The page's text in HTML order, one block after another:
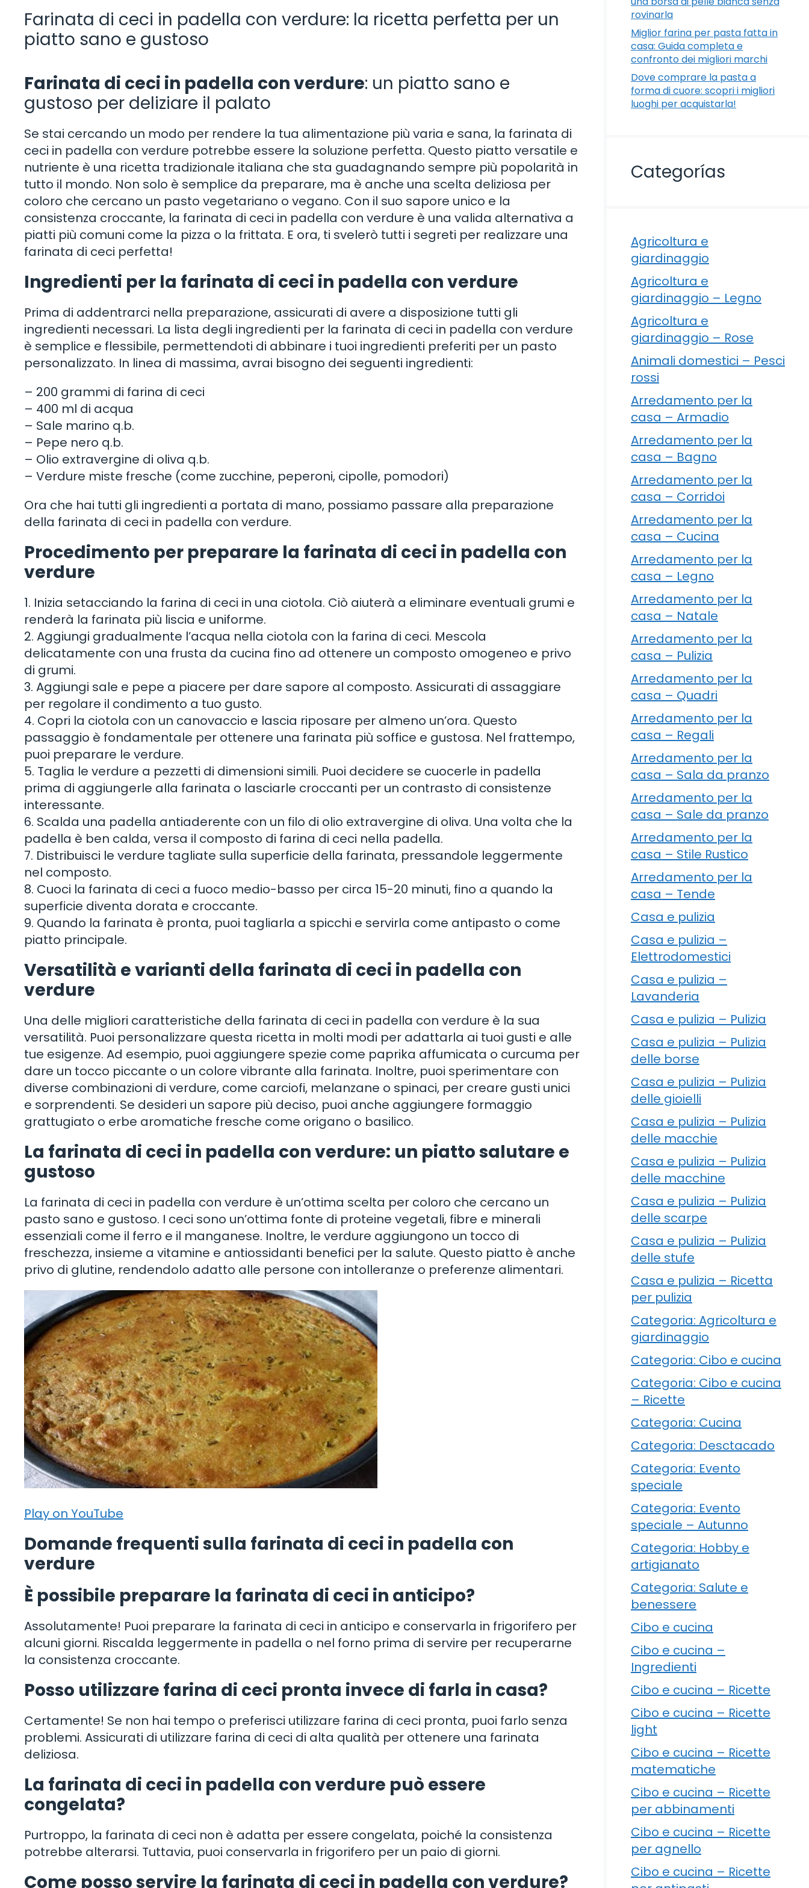
Farinata di ceci in padella con verdure: la ricetta perfetta per un
piatto sano e gustoso
Farinata di ceci in padella con verdure: un piatto sano e
gustoso per deliziare il palato
Se stai cercando un modo per rendere la tua alimentazione più varia e sana, la farinata di
ceci in padella con verdure potrebbe essere la soluzione perfetta. Questo piatto versatile e
nutriente è una ricetta tradizionale italiana che sta guadagnando sempre più popolarità in
tutto il mondo. Non solo è semplice da preparare, ma è anche una scelta deliziosa per
coloro che cercano un pasto vegetariano o vegano. Con il suo sapore unico e la
consistenza croccante, la farinata di ceci in padella con verdure è una valida alternativa a
piatti più comuni come la pizza o la frittata. E ora, ti svelerò tutti i segreti per realizzare una
farinata di ceci perfetta!
Ingredienti per la farinata di ceci in padella con verdure
Prima di addentrarci nella preparazione, assicurati di avere a disposizione tutti gli
ingredienti necessari. La lista degli ingredienti per la farinata di ceci in padella con verdure
è semplice e flessibile, permettendoti di abbinare i tuoi ingredienti preferiti per un pasto
personalizzato. In linea di massima, avrai bisogno dei seguenti ingredienti:
– 200 grammi di farina di ceci
– 400 ml di acqua
– Sale marino q.b.
– Pepe nero q.b.
– Olio extravergine di oliva q.b.
– Verdure miste fresche (come zucchine, peperoni, cipolle, pomodori)
Ora che hai tutti gli ingredienti a portata di mano, possiamo passare alla preparazione
della farinata di ceci in padella con verdure.
Procedimento per preparare la farinata di ceci in padella con
verdure
1. Inizia setacciando la farina di ceci in una ciotola. Ciò aiuterà a eliminare eventuali grumi e
renderà la farinata più liscia e uniforme.
2. Aggiungi gradualmente l’acqua nella ciotola con la farina di ceci. Mescola
delicatamente con una frusta da cucina fino ad ottenere un composto omogeneo e privo
di grumi.
3. Aggiungi sale e pepe a piacere per dare sapore al composto. Assicurati di assaggiare
per regolare il condimento a tuo gusto.
4. Copri la ciotola con un canovaccio e lascia riposare per almeno un’ora. Questo
passaggio è fondamentale per ottenere una farinata più soffice e gustosa. Nel frattempo,
puoi preparare le verdure.
5. Taglia le verdure a pezzetti di dimensioni simili. Puoi decidere se cuocerle in padella
prima di aggiungerle alla farinata o lasciarle croccanti per un contrasto di consistenze
interessante.
6. Scalda una padella antiaderente con un filo di olio extravergine di oliva. Una volta che la
padella è ben calda, versa il composto di farina di ceci nella padella.
7. Distribuisci le verdure tagliate sulla superficie della farinata, pressandole leggermente
nel composto.
8. Cuoci la farinata di ceci a fuoco medio-basso per circa 15-20 minuti, fino a quando la
superficie diventa dorata e croccante.
9. Quando la farinata è pronta, puoi tagliarla a spicchi e servirla come antipasto o come
piatto principale.
Versatilità e varianti della farinata di ceci in padella con
verdure
Una delle migliori caratteristiche della farinata di ceci in padella con verdure è la sua
versatilità. Puoi personalizzare questa ricetta in molti modi per adattarla ai tuoi gusti e alle
tue esigenze. Ad esempio, puoi aggiungere spezie come paprika affumicata o curcuma per
dare un tocco piccante o un colore vibrante alla farinata. Inoltre, puoi sperimentare con
diverse combinazioni di verdure, come carciofi, melanzane o spinaci, per creare gusti unici
e sorprendenti. Se desideri un sapore più deciso, puoi anche aggiungere formaggio
grattugiato o erbe aromatiche fresche come origano o basilico.
La farinata di ceci in padella con verdure: un piatto salutare e
gustoso
La farinata di ceci in padella con verdure è un’ottima scelta per coloro che cercano un
pasto sano e gustoso. I ceci sono un’ottima fonte di proteine vegetali, fibre e minerali
essenziali come il ferro e il manganese. Inoltre, le verdure aggiungono un tocco di
freschezza, insieme a vitamine e antiossidanti benefici per la salute. Questo piatto è anche
privo di glutine, rendendolo adatto alle persone con intolleranze o preferenze alimentari.
Play on YouTube
Domande frequenti sulla farinata di ceci in padella con
verdure
È possibile preparare la farinata di ceci in anticipo?
Assolutamente! Puoi preparare la farinata di ceci in anticipo e conservarla in frigorifero per
alcuni giorni. Riscalda leggermente in padella o nel forno prima di servire per recuperarne
la consistenza croccante.
Posso utilizzare farina di ceci pronta invece di farla in casa?
Certamente! Se non hai tempo o preferisci utilizzare farina di ceci pronta, puoi farlo senza
problemi. Assicurati di utilizzare farina di ceci di alta qualità per ottenere una farinata
deliziosa.
La farinata di ceci in padella con verdure può essere
congelata?
Purtroppo, la farinata di ceci non è adatta per essere congelata, poiché la consistenza
potrebbe alterarsi. Tuttavia, puoi conservarla in frigorifero per un paio di giorni.
Come posso servire la farinata di ceci in padella con verdure?
rovinarla
Miglior farina per pasta fatta in
casa: Guida completa e
confronto dei migliori marchi
Dove comprare la pasta a
forma di cuore: scopri i migliori
luoghi per acquistarla!
Categorías
Agricoltura e
giardinaggio
Agricoltura e
giardinaggio – Legno
Agricoltura e
giardinaggio – Rose
Animali domestici – Pesci
rossi
Arredamento per la
casa – Armadio
Arredamento per la
casa – Bagno
Arredamento per la
casa – Corridoi
Arredamento per la
casa – Cucina
Arredamento per la
casa – Legno
Arredamento per la
casa – Natale
Arredamento per la
casa – Pulizia
Arredamento per la
casa – Quadri
Arredamento per la
casa – Regali
Arredamento per la
casa – Sala da pranzo
Arredamento per la
casa – Sale da pranzo
Arredamento per la
casa – Stile Rustico
Arredamento per la
casa – Tende
Casa e pulizia
Casa e pulizia –
Elettrodomestici
Casa e pulizia –
Lavanderia
Casa e pulizia – Pulizia
Casa e pulizia – Pulizia
delle borse
Casa e pulizia – Pulizia
delle gioielli
Casa e pulizia – Pulizia
delle macchie
Casa e pulizia – Pulizia
delle macchine
Casa e pulizia – Pulizia
delle scarpe
Casa e pulizia – Pulizia
delle stufe
Casa e pulizia – Ricetta
per pulizia
Categoria: Agricoltura e
giardinaggio
Categoria: Cibo e cucina
Categoria: Cibo e cucina
– Ricette
Categoria: Cucina
Categoria: Desctacado
Categoria: Evento
speciale
Categoria: Evento
speciale – Autunno
Categoria: Hobby e
artigianato
Categoria: Salute e
benessere
Cibo e cucina
Cibo e cucina –
Ingredienti
Cibo e cucina – Ricette
Cibo e cucina – Ricette
light
Cibo e cucina – Ricette
matematiche
Cibo e cucina – Ricette
per abbinamenti
Cibo e cucina – Ricette
per agnello
Cibo e cucina – Ricette